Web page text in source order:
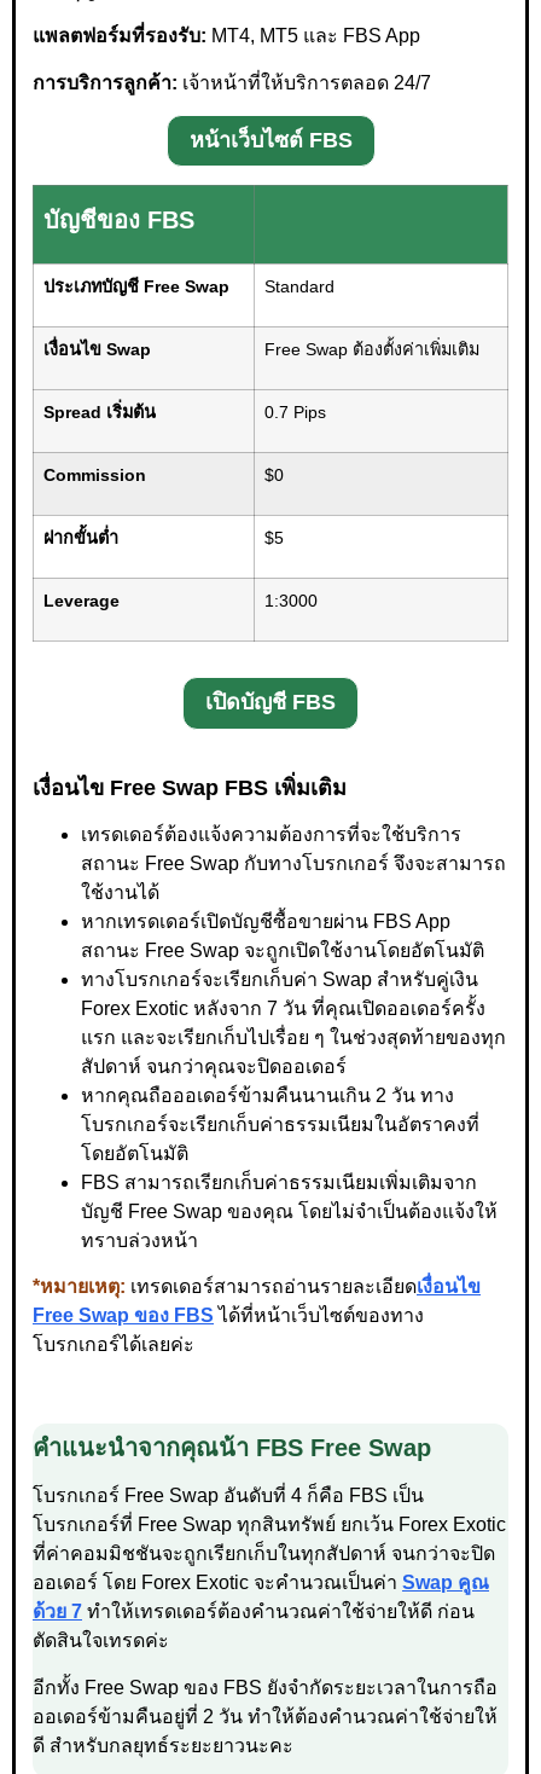
แพลตฟอร์มที่รองรับ: MT4, MT5 และ FBS App
การบริการลูกค้า: เจ้าหน้าที่ให้บริการตลอด 24/7
หน้าเว็บไซต์ FBS
บัญชีของ FBS
ประเภทบัญชี Free Swap Standard
เงื่อนไข Swap Free Swap ต้องตั้งค่าเพิ่มเติม
Spread เริ่มต้น 0.7 Pips
Commission $0
ฝากขั้นต่ำ $5
Leverage 1:3000
เปิดบัญชี FBS
เงื่อนไข Free Swap FBS เพิ่มเติม
เทรดเดอร์ต้องแจ้งความต้องการที่จะใช้บริการ
สถานะ Free Swap กับทางโบรกเกอร์ จึงจะสามารถ
ใช้งานได้
หากเทรดเดอร์เปิดบัญชีซื้อขายผ่าน FBS App
สถานะ Free Swap จะถูกเปิดใช้งานโดยอัตโนมัติ
ทางโบรกเกอร์จะเรียกเก็บค่า Swap สำหรับคู่เงิน
Forex Exotic หลังจาก 7 วัน ที่คุณเปิดออเดอร์ครั้ง
แรก และจะเรียกเก็บไปเรื่อย ๆ ในช่วงสุดท้ายของทุก
สัปดาห์ จนกว่าคุณจะปิดออเดอร์
หากคุณถือออเดอร์ข้ามคืนนานเกิน 2 วัน ทาง
โบรกเกอร์จะเรียกเก็บค่าธรรมเนียมในอัตราคงที่
โดยอัตโนมัติ
FBS สามารถเรียกเก็บค่าธรรมเนียมเพิ่มเติมจาก
บัญชี Free Swap ของคุณ โดยไม่จำเป็นต้องแจ้งให้
ทราบล่วงหน้า
*หมายเหตุ: เทรดเดอร์สามารถอ่านรายละเอียดเงื่อนไข
Free Swap ของ FBS ได้ที่หน้าเว็บไซต์ของทาง
โบรกเกอร์ได้เลยค่ะ
คำแนะนำจากคุณน้า FBS Free Swap
โบรกเกอร์ Free Swap อันดับที่ 4 ก็คือ FBS เป็น
โบรกเกอร์ที่ Free Swap ทุกสินทรัพย์ ยกเว้น Forex Exotic
ที่ค่าคอมมิชชันจะถูกเรียกเก็บในทุกสัปดาห์ จนกว่าจะปิด
ออเดอร์ โดย Forex Exotic จะคำนวณเป็นค่า Swap คูณ
ด้วย 7 ทำให้เทรดเดอร์ต้องคำนวณค่าใช้จ่ายให้ดี ก่อน
ตัดสินใจเทรดค่ะ
อีกทั้ง Free Swap ของ FBS ยังจำกัดระยะเวลาในการถือ
ออเดอร์ข้ามคืนอยู่ที่ 2 วัน ทำให้ต้องคำนวณค่าใช้จ่ายให้
ดี สำหรับกลยุทธ์ระยะยาวนะคะ